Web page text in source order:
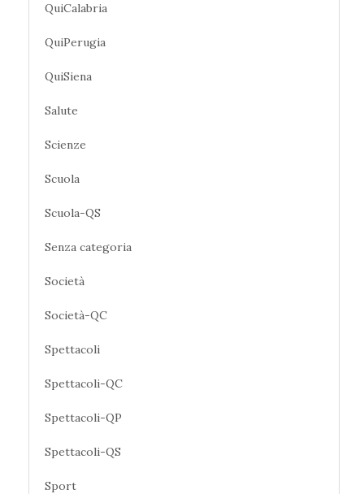
QuiCalabria
QuiPerugia
QuiSiena
Salute
Scienze
Scuola
Scuola-QS
Senza categoria
Società
Società-QC
Spettacoli
Spettacoli-QC
Spettacoli-QP
Spettacoli-QS
Sport